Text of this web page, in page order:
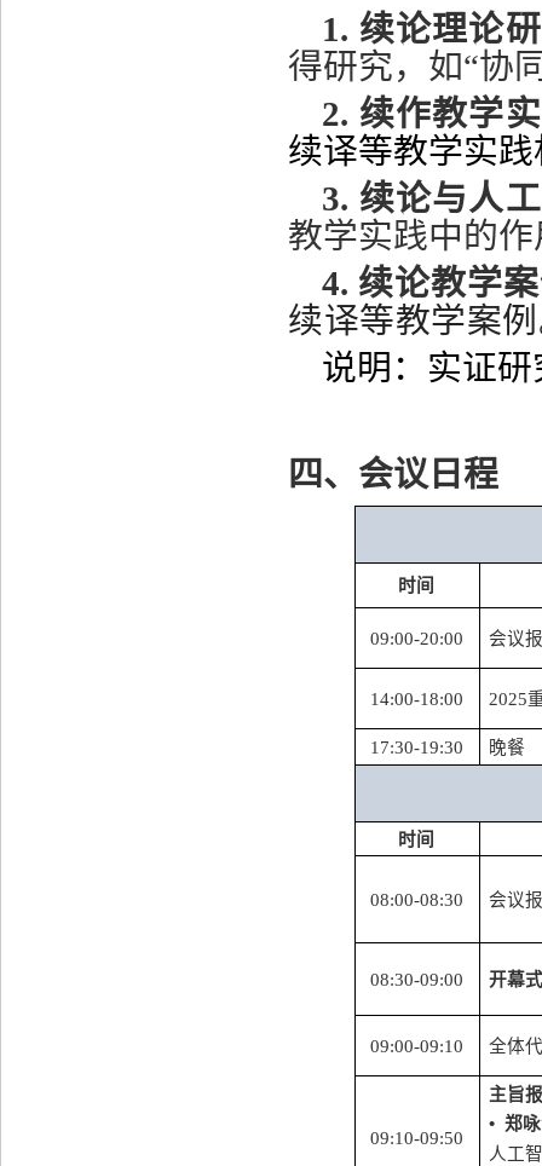
1. 续论理论
得研究，如“协
2. 续作教学
续译等教学实
3. 续论与人
教学实践中的
4. 续论教学
续译等教学案
说明：实证
四、 会议日程
时间
09:00-20:00 会议
14:00-18:00 2025
17:30-19:30 晚餐
时间
08:00-08:30 会议
08:30-09:00 开幕式
09:00-09:10 全体
09:10-09:50
主旨
• 郑
人工